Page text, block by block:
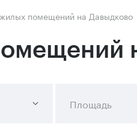
помещений на Давыдково
Площадь